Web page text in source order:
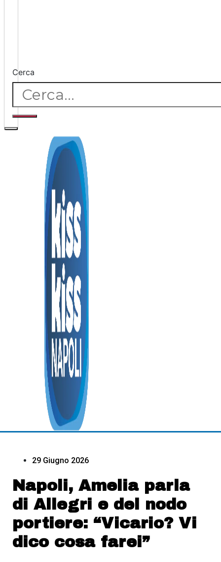
Cerca
29 Giugno 2026
Napoli, Amelia parla
di Allegri e del nodo
portiere: “Vicario? Vi
dico cosa farei”